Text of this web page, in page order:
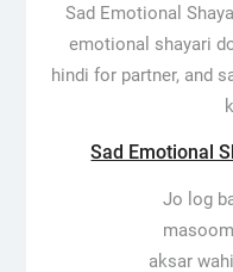
Sad Emotional
emotional shayari
hindi for partner, and
Sad Emotional
Jo log
aksar